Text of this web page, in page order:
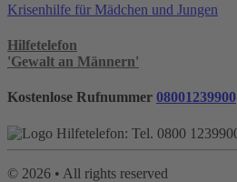
Krisenhilfe für Mädchen und Jungen
Hilfetelefon
'Gewalt an Männern'
Kostenlose Rufnummer 08001239900
© 2026 • All rights reserved